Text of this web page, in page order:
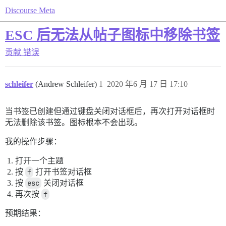
Discourse Meta
ESC 后无法从帖子图标中移除书签
贡献 错误
schleifer (Andrew Schleifer) 2020 年6 月 17 日 17:10
1
当书签已创建但通过键盘关闭对话框后，再次打开对话框时
无法删除该书签。图标根本不会出现。
我的操作步骤：
打开一个主题
按 f 打开书签对话框
按 esc 关闭对话框
再次按 f
预期结果：